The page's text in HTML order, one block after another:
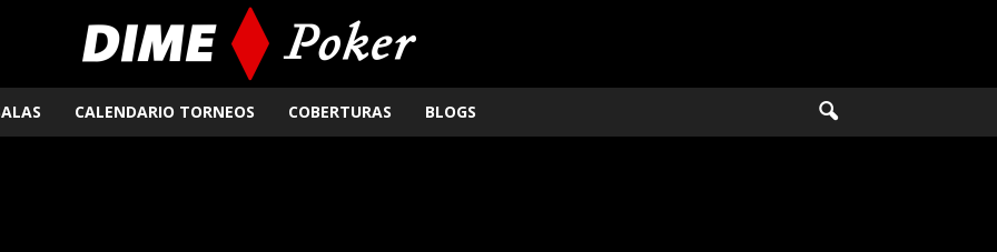
CALENDARIO TORNEOS COBERTURAS BLOGS